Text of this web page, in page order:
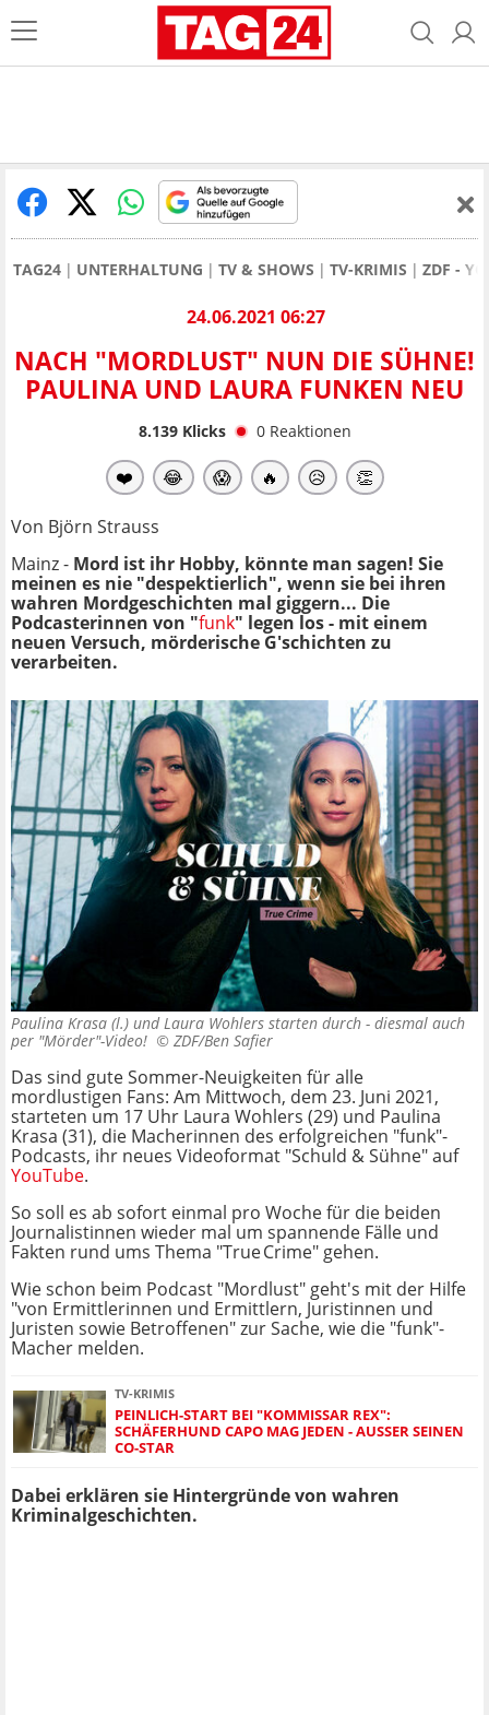
TAG24 UNTERHALTUNG TV & SHOWS TV-KRIMIS ZDF -
24.06.2021 06:27
NACH "MORDLUST" NUN DIE SÜHNE!
PAULINA UND LAURA FUNKEN NEU
8.139Klicks 0 Reaktionen
❤️ 😂 😱 🔥 😥 👏
Von Björn Strauss
Mainz - Mord ist ihr Hobby, könnte man sagen! Sie
meinen es nie "despektierlich", wenn sie bei ihren
wahren Mordgeschichten mal giggern... Die
Podcasterinnen von "funk" legen los - mit einem
neuen Versuch, mörderische G'schichten zu
verarbeiten.
Paulina Krasa (l.) und Laura Wohlers starten durch - diesmal auch
per "Mörder"-Video! © ZDF/Ben Safier
Das sind gute Sommer-Neuigkeiten für alle
mordlustigen Fans: Am Mittwoch, dem 23. Juni 2021,
starteten um 17 Uhr Laura Wohlers (29) und Paulina
Krasa (31), die Macherinnen des erfolgreichen "funk"-
Podcasts, ihr neues Videoformat "Schuld & Sühne" auf
YouTube.
So soll es ab sofort einmal pro Woche für die beiden
Journalistinnen wieder mal um spannende Fälle und
Fakten rund ums Thema "True Crime" gehen.
Wie schon beim Podcast "Mordlust" geht's mit der Hilfe
"von Ermittlerinnen und Ermittlern, Juristinnen und
Juristen sowie Betroffenen" zur Sache, wie die "funk"-
Macher melden.
TV-KRIMIS
PEINLICH-START BEI "KOMMISSAR REX":
SCHÄFERHUND CAPO MAG JEDEN - AUSSER SEINEN C
O-STAR
Dabei erklären sie Hintergründe von wahren
Kriminalgeschichten.